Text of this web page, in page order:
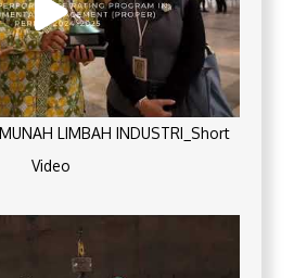
LIMBAH INDUSTRI_Short
Video